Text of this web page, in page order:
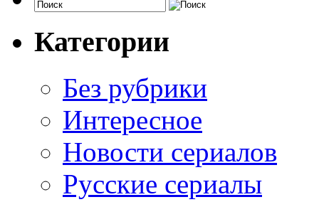
Категории
Без рубрики
Интересное
Новости сериалов
Русские сериалы